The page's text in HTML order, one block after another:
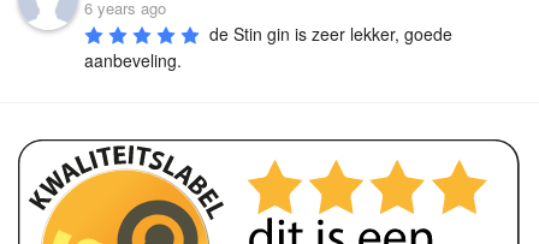
6 years ago
de Stin gin is zeer lekker, goede
aanbeveling.